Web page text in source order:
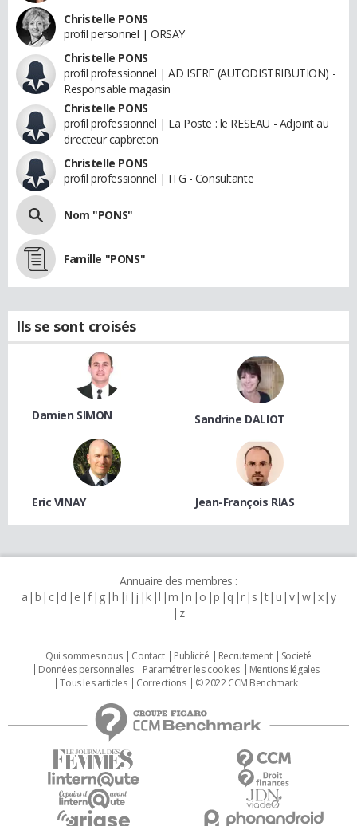
Christelle PONS
profil personnel | ORSAY
Christelle PONS
profil professionnel | AD ISERE (AUTODISTRIBUTION) -
Responsable magasin
Christelle PONS
profil professionnel | La Poste : le RESEAU - Adjoint au
directeur capbreton
Christelle PONS
profil professionnel | ITG - Consultante
Nom "PONS"
Famille "PONS"
Ils se sont croisés
Damien SIMON Sandrine DALIOT
Eric VINAY Jean-François RIAS
Annuaire des membres :
a b c d e f g h i j k l m n o p q r s t u v w x y
z
Qui sommes nous Contact Publicité Recrutement
Societé
Données personnelles
Paramétrer les cookies
Mentions légales
Tous les articles
Corrections © 2022 CCM Benchmark